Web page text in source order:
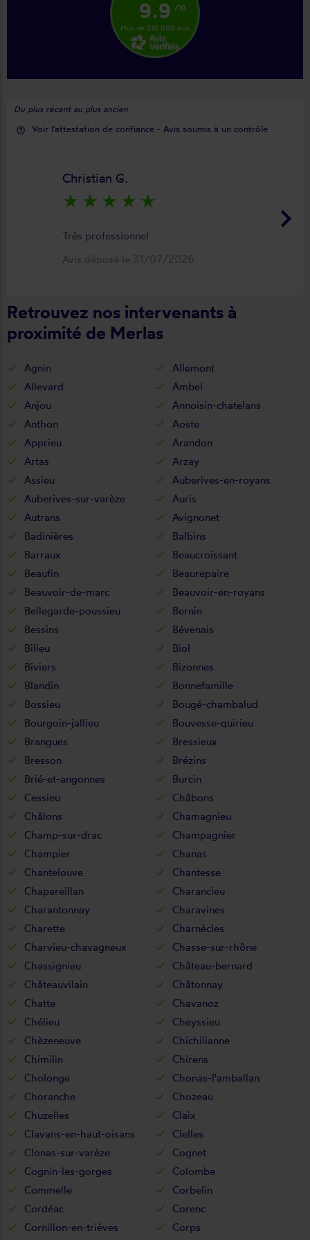
9.9 /10
Plus de 210 000 avis
Du plus récent au plus ancien
help_outline Voir l'attestation de confiance - Avis soumis à un contrôle
keyboard_arrow_right
Christian G.
star_rate star_rate star_rate star_rate star_rate
Très professionnel
Avis déposé le 31/07/2026
Retrouvez nos intervenants à
proximité de Merlas
Agnin
Allemont
Allevard
Ambel
Anjou
Annoisin-chatelans
Anthon
Aoste
Apprieu
Arandon
Artas
Arzay
Assieu
Auberives-en-royans
Auberives-sur-varèze
Auris
Autrans
Avignonet
Badinières
Balbins
Barraux
Beaucroissant
Beaufin
Beaurepaire
Beauvoir-de-marc
Beauvoir-en-royans
Bellegarde-poussieu
Bernin
Bessins
Bévenais
Bilieu
Biol
Biviers
Bizonnes
Blandin
Bonnefamille
Bossieu
Bougé-chambalud
Bourgoin-jallieu
Bouvesse-quirieu
Brangues
Bressieux
Bresson
Brézins
Brié-et-angonnes
Burcin
Cessieu
Châbons
Châlons
Chamagnieu
Champ-sur-drac
Champagnier
Champier
Chanas
Chantelouve
Chantesse
Chapareillan
Charancieu
Charantonnay
Charavines
Charette
Charnècles
Charvieu-chavagneux
Chasse-sur-rhône
Chassignieu
Château-bernard
Châteauvilain
Châtonnay
Chatte
Chavanoz
Chélieu
Cheyssieu
Chèzeneuve
Chichilianne
Chimilin
Chirens
Cholonge
Chonas-l'amballan
Choranche
Chozeau
Chuzelles
Claix
Clavans-en-haut-oisans
Clelles
Clonas-sur-varèze
Cognet
Cognin-les-gorges
Colombe
Commelle
Corbelin
Cordéac
Corenc
Cornillon-en-trièves
Corps